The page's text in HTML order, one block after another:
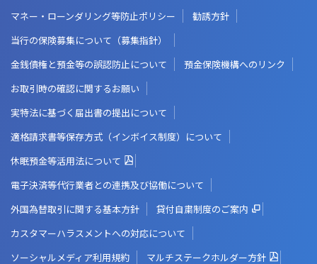
マネー・ローンダリング等防止ポリシー
勧誘方針
当行の保険募集について（募集指針）
金銭債権と預金等の誤認防止について
預金保険機構へのリンク
お取引時の確認に関するお願い
実特法に基づく届出書の提出について
適格請求書等保存方式（インボイス制度）について
休眠預金等活用法について
電子決済等代行業者との連携及び協働について
外国為替取引に関する基本方針
貸付自粛制度のご案内
カスタマーハラスメントへの対応について
ソーシャルメディア利用規約
マルチステークホルダー方針